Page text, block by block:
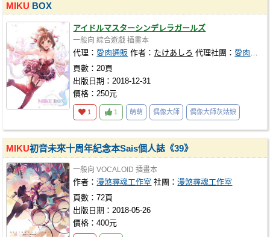
MIKU BOX
アイドルマスターシンデレラガールズ
一般向 綜合遊戲 插畫本
代理： 愛肉通販 作者： たけあしろ 代理社團： 愛肉通販
頁數：20頁
出版日期：2018-12-31
價格：250元
1 1 萌萌 偶像大師 偶像大師灰姑娘
MIKU初音未來十周年紀念本Sais個人誌《39》
一般向 VOCALOID 插畫本
作者：漫煞尋魂工作室 社團：漫煞尋魂工作室
頁數：72頁
出版日期：2018-05-26
價格：400元